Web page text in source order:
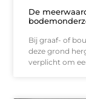
De
Bij graaf- of
deze grond
verplicht om